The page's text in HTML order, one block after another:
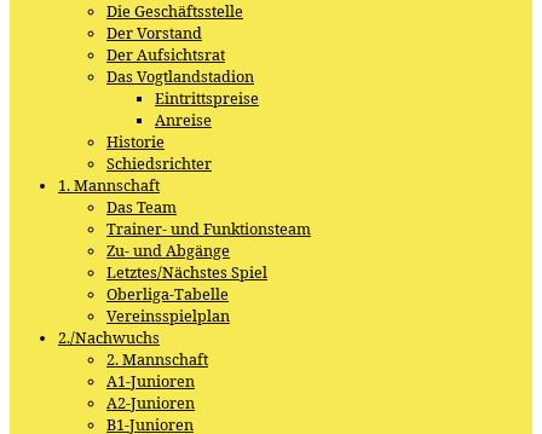
Die Geschäftsstelle
Der Vorstand
Der Aufsichtsrat
Das Vogtlandstadion
Eintrittspreise
Anreise
Historie
Schiedsrichter
1. Mannschaft
Das Team
Trainer- und Funktionsteam
Zu- und Abgänge
Letztes/Nächstes Spiel
Oberliga-Tabelle
Vereinsspielplan
2./Nachwuchs
2. Mannschaft
A1-Junioren
A2-Junioren
B1-Junioren